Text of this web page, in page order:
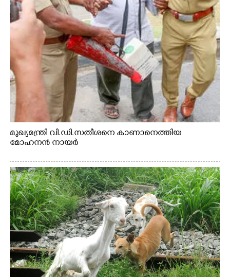
മുഖ്യമന്ത്രി വി.ഡി.സതീശനെ കാണാനെത്തിയ
മോഹനൻ നായർ